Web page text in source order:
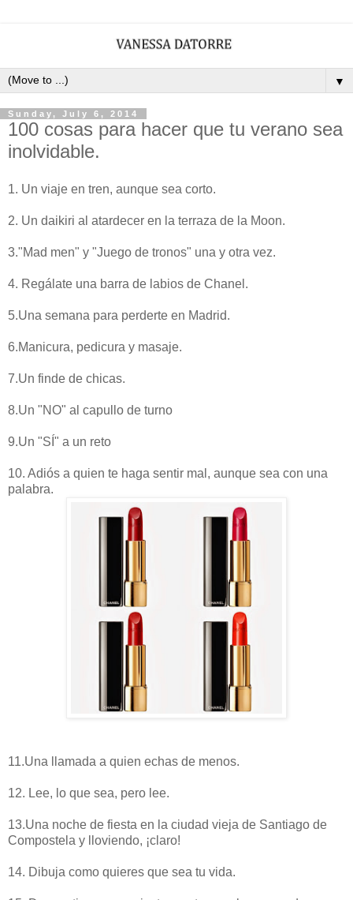
▼
Sunday, July 6, 2014
100 cosas para hacer que tu verano sea
inolvidable.
1. Un viaje en tren, aunque sea corto.
2. Un daikiri al atardecer en la terraza de la Moon.
3."Mad men" y "Juego de tronos" una y otra vez.
4. Regálate una barra de labios de Chanel.
5.Una semana para perderte en Madrid.
6.Manicura, pedicura y masaje.
7.Un finde de chicas.
8.Un "NO" al capullo de turno
9.Un "SÍ" a un reto
10. Adiós a quien te haga sentir mal, aunque sea con una
palabra.
11.Una llamada a quien echas de menos.
12. Lee, lo que sea, pero lee.
13.Una noche de fiesta en la ciudad vieja de Santiago de
Compostela y lloviendo, ¡claro!
14. Dibuja como quieres que sea tu vida.